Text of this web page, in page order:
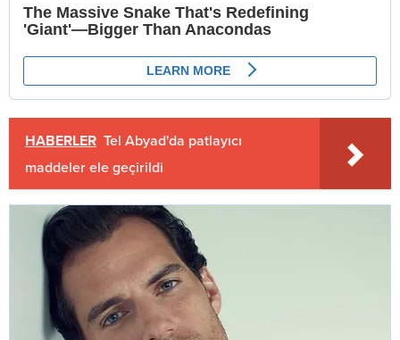
HABERLER Tel Abyad'da patlayıcı
maddeler ele geçirildi